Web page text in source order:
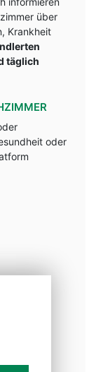
über
Krankheit
täglich
oder